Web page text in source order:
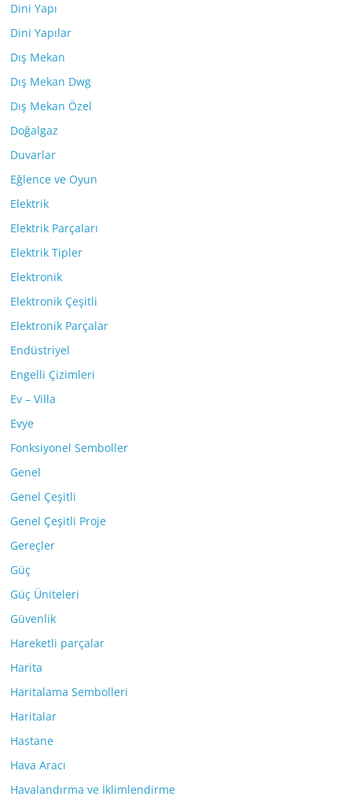
Dini Yapı
Dini Yapılar
Dış Mekan
Dış Mekan Dwg
Dış Mekan Özel
Doğalgaz
Duvarlar
Eğlence ve Oyun
Elektrik
Elektrik Parçaları
Elektrik Tipler
Elektronik
Elektronik Çeşitli
Elektronik Parçalar
Endüstriyel
Engelli Çizimleri
Ev – Villa
Evye
Fonksiyonel Semboller
Genel
Genel Çeşitli
Genel Çeşitli Proje
Gereçler
Güç
Güç Üniteleri
Güvenlik
Hareketli parçalar
Harita
Haritalama Sembolleri
Haritalar
Hastane
Hava Aracı
Havalandırma ve İklimlendirme